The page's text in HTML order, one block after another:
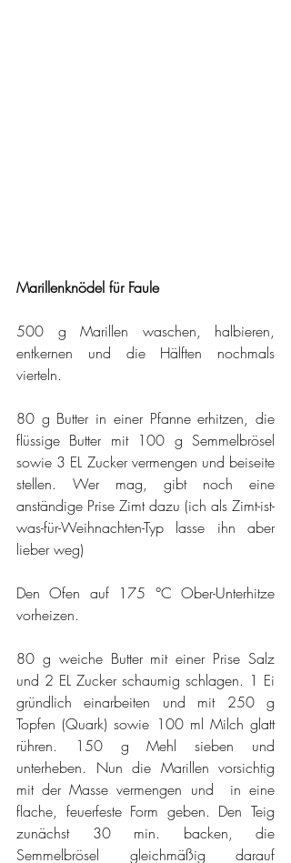
Marillenknödel für Faule
500 g Marillen waschen, halbieren,
entkernen und die Hälften nochmals
vierteln.
80 g Butter in einer Pfanne erhitzen, die
flüssige Butter mit 100 g Semmelbrösel
sowie 3 EL Zucker vermengen und beiseite
stellen. Wer mag, gibt noch eine
anständige Prise Zimt dazu (ich als Zimt-ist-
was-für-Weihnachten-Typ lasse ihn aber
lieber weg)
Den Ofen auf 175 °C Ober-Unterhitze
vorheizen.
80 g weiche Butter mit einer Prise Salz
und 2 EL Zucker schaumig schlagen. 1 Ei
gründlich einarbeiten und mit 250 g
Topfen (Quark) sowie 100 ml Milch glatt
rühren. 150 g Mehl sieben und
unterheben. Nun die Marillen vorsichtig
mit der Masse vermengen und  in eine
flache, feuerfeste Form geben. Den Teig
zunächst 30 min. backen, die
Semmelbrösel gleichmäßig darauf